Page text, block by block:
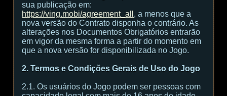
sua publicação em:
https://ving.mobi/agreement_all , a menos que a
nova versão do Contrato disponha o contrário. As
alterações nos Documentos Obrigatórios entrarão
em vigor da mesma forma a partir do momento em
que a nova versão for disponibilizada no Jogo.
2. Termos e Condições Gerais de Uso do Jogo
2.1. Os usuários do Jogo podem ser pessoas com